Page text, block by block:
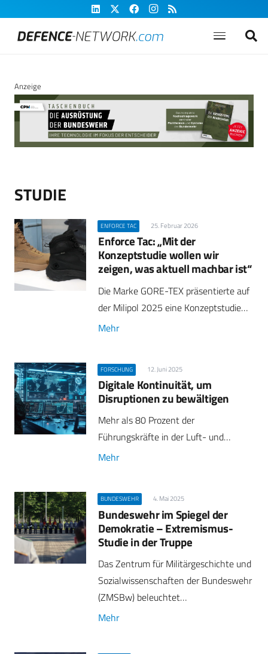
Anzeige
STUDIE
ENFORCE TAC 25. Februar 2026
Enforce Tac: „Mit der
Konzeptstudie wollen wir
zeigen, was aktuell machbar ist“
Die Marke GORE-TEX präsentierte auf
der Milipol 2025 eine Konzeptstudie…
Mehr
FORSCHUNG 12. Juni 2025
Digitale Kontinuität, um
Disruptionen zu bewältigen
Mehr als 80 Prozent der
Führungskräfte in der Luft- und…
Mehr
BUNDESWEHR 4. Mai 2025
Bundeswehr im Spiegel der
Demokratie – Extremismus-
Studie in der Truppe
Das Zentrum für Militärgeschichte und
Sozialwissenschaften der Bundeswehr
(ZMSBw) beleuchtet…
Mehr